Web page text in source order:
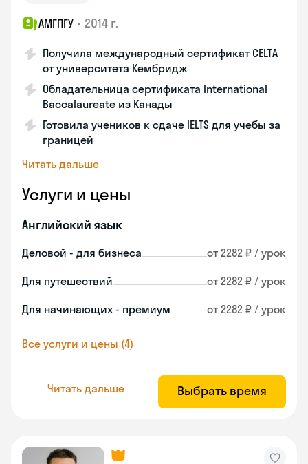
АМГПГУ • 2014 г.
Получила международный сертификат CELTA
от университета Кембридж
Обладательница сертификата International
Baccalaureate из Канады
Готовила учеников к сдаче IELTS для учебы за
границей
Читать дальше
Услуги и цены
Английский язык
Деловой - для бизнеса от 2282 ₽ / урок
Для путешествий от 2282 ₽ / урок
Для начинающих - премиум от 2282 ₽ / урок
Все услуги и цены (4)
Читать дальше Выбрать время